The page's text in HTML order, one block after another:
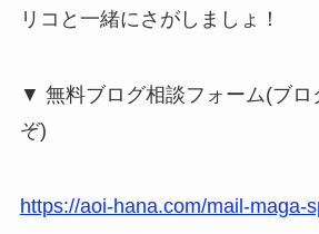
リコと一緒にさがしましょ！
▼ 無料ブログ相談フォーム(ブロ
ぞ)
https://aoi-hana.com/mail-maga-